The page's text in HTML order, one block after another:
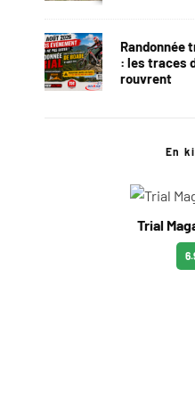
Randonnée
: les traces
rouvrent
En
Trial